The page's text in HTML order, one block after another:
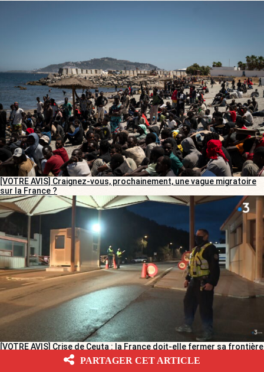
[VOTRE AVIS] Craignez-vous, prochainement, une vague migratoire
sur la France ?
[VOTRE AVIS] Crise de Ceuta : la France doit-elle fermer sa frontière
PARTAGER CET ARTICLE